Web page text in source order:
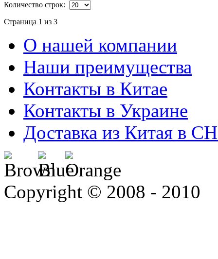
Количество строк:
Страница 1 из 3
О нашей компании
Наши преимущества
Контакты в Китае
Контакты в Украине
Доставка из Китая в
Copyright © 2008 - 2010